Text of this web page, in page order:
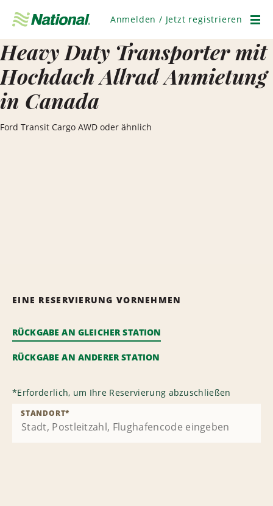
überspringen
Anmelden / Jetzt registrieren
Heavy Duty Transporter mit
Hochdach Allrad Anmietung
in Canada
Ford Transit Cargo AWD oder ähnlich
EINE RESERVIERUNG VORNEHMEN
RÜCKGABE AN GLEICHER STATION
RÜCKGABE AN ANDERER STATION
*Erforderlich, um Ihre Reservierung abzuschließen
STANDORT*